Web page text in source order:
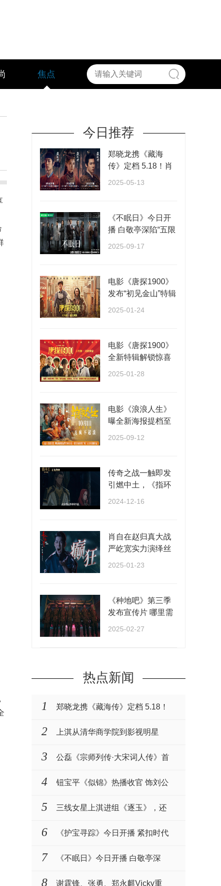
焦点
今日推荐
郑晓龙携《藏海
传》定档 5.18！肖
2025-05-13
《不眠日》今日开
播 白敬亭深陷“五限
2025-09-17
电影《唐探1900》
发布“初见金山”特辑
2025-01-24
电影《唐探1900》
全新特辑解锁惊喜
2025-01-28
电影《浪浪人生》
曝全新海报提档至
2025-09-12
传奇之战一触即发
引燃中土，《指环
2024-12-16
肖自在赵归真大战
严屹宽实力演绎丝
2025-01-23
《种地吧》第三季
发布宣传片 哪里需
2025-02-27
热点新闻
1 郑晓龙携《藏海传》定档 5.18！
肖战张婧仪演绎权谋与···
2 上淇从清华商学院到影视明星
3 公磊《宗师列传·大宋词人传》首
播 化身名相一同见···
4 钮宝平《似锦》热播收官 饰刘公
公衷心护主演技获赞
5 三线女星上淇进组《逐玉》，还
被赵樱子力挺
6 《护宝寻踪》今日开播 紧扣时代
主题致敬文保工作者
7 《不眠日》今日开播 白敬亭深
陷“五限循环”全员入局···
8 谢霆锋、张勇、郑永麒Vicky重